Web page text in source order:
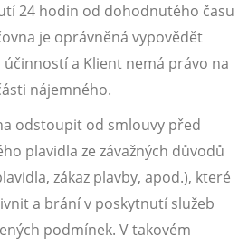
24 hodin od dohodnutého času
je oprávněná vypovědět
a Klient nemá právo na
nájemného.
odstoupit od smlouvy před
plavidla ze závažných důvodů
zákaz plavby, apod.), které
a brání v poskytnutí služeb
podmínek. V takovém